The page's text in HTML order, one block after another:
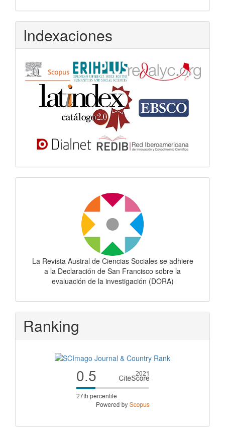
Indexaciones
La Revista Austral de Ciencias Sociales se adhiere
a la Declaración de San Francisco sobre la
evaluación de la investigación (DORA)
Ranking